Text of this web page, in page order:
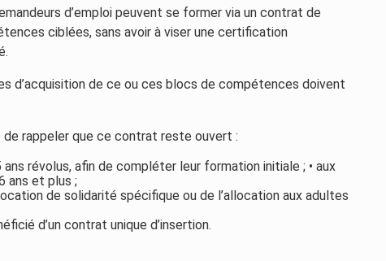
d’emploi peuvent se former via un contrat de
ciblées, sans avoir à viser une certification
d’acquisition de ce ou ces blocs de compétences doivent
rappeler que ce contrat reste ouvert :
révolus, afin de compléter leur formation initiale ; • aux
ans et plus ;
de solidarité spécifique ou de l’allocation aux adultes
d’un contrat unique d’insertion.